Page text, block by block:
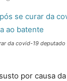
da covid-19 deputado
por causa